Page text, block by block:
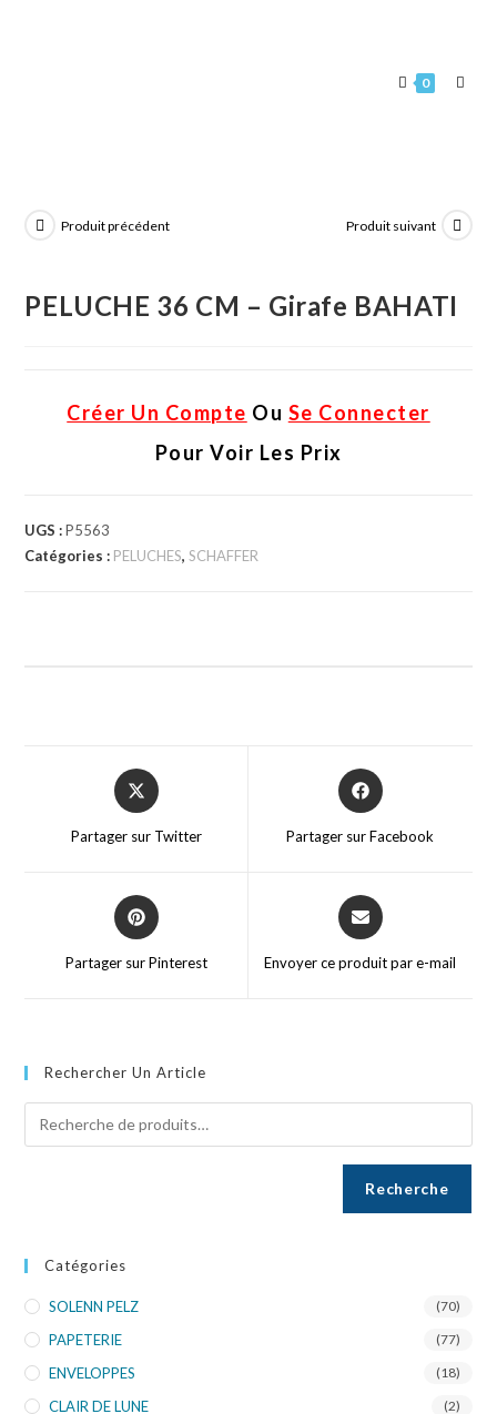
0
Produit précédent Produit suivant
PELUCHE 36 CM – Girafe BAHATI
Créer Un Compte Ou Se Connecter
Pour Voir Les Prix
UGS :P5563
Catégories : PELUCHES,SCHAFFER
Partager sur Twitter Partager sur Facebook
Partager sur Pinterest Envoyer ce produit par e-mail
Rechercher Un Article
Recherche
Catégories
SOLENN PELZ (70)
PAPETERIE (77)
ENVELOPPES (18)
CLAIR DE LUNE (2)